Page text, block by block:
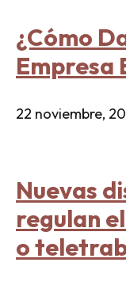
¿Cómo
Empresa
22 noviembre,
Nuevas
regulan
o